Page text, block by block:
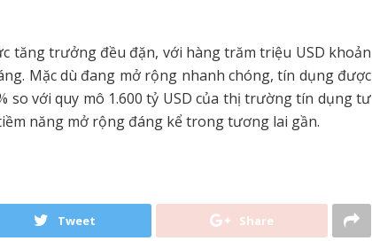
tăng trưởng đều đặn, với hàng trăm triệu USD khoản
Mặc dù đang mở rộng nhanh chóng, tín dụng được
so với quy mô 1.600 tỷ USD của thị trường tín dụng tư
năng mở rộng đáng kể trong tương lai gần.
Tweet Share